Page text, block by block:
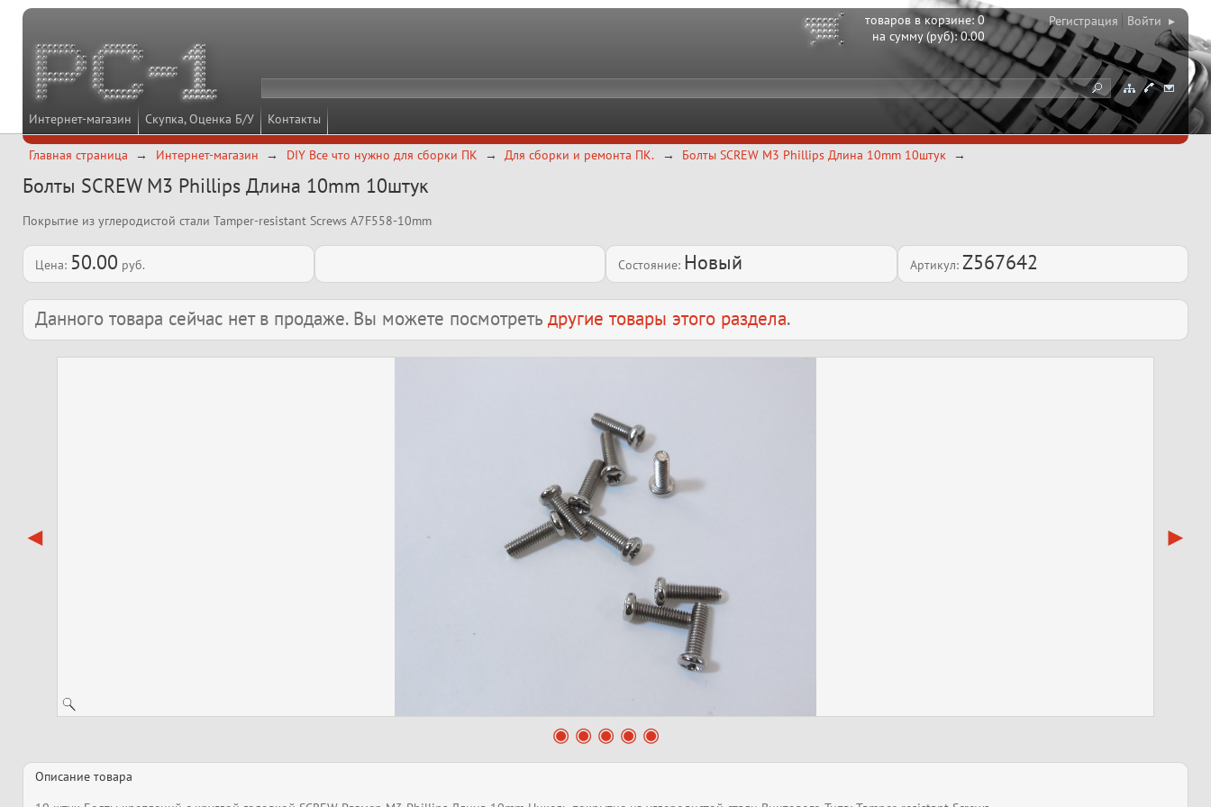
Интернет-магазин Скупка, Оценка Б/У Контакты
товаров в корзине:0
на сумму (руб):0.00
Регистрация Войти ▸
Главная страница Интернет-магазин DIY Все что нужно для сборки ПК Для сборки и ремонта ПК. Болты SCREW M3 Phillips Длина 10mm 10штук
Болты SCREW M3 Phillips Длина 10mm 10штук
Покрытие из углеродистой стали Tamper-resistant Screws A7F558-10mm
Цена: 50.00 руб. Состояние: Новый Артикул: Z567642
Данного товара сейчас нет в продаже. Вы можете посмотреть другие товары этого раздела.
Описание товара